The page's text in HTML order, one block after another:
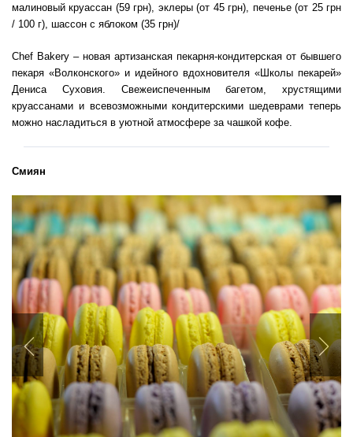
малиновый круассан (59 грн), эклеры (от 45 грн), печенье (от 25 грн
/ 100 г), шассон с яблоком (35 грн)/
Chef Bakery – новая артизанская пекарня-кондитерская от бывшего
пекаря «Волконского» и идейного вдохновителя «Школы пекарей»
Дениса Суховия. Свежеиспеченным багетом, хрустящими
круассанами и всевозможными кондитерскими шедеврами теперь
можно насладиться в уютной атмосфере за чашкой кофе.
Смиян
Previous